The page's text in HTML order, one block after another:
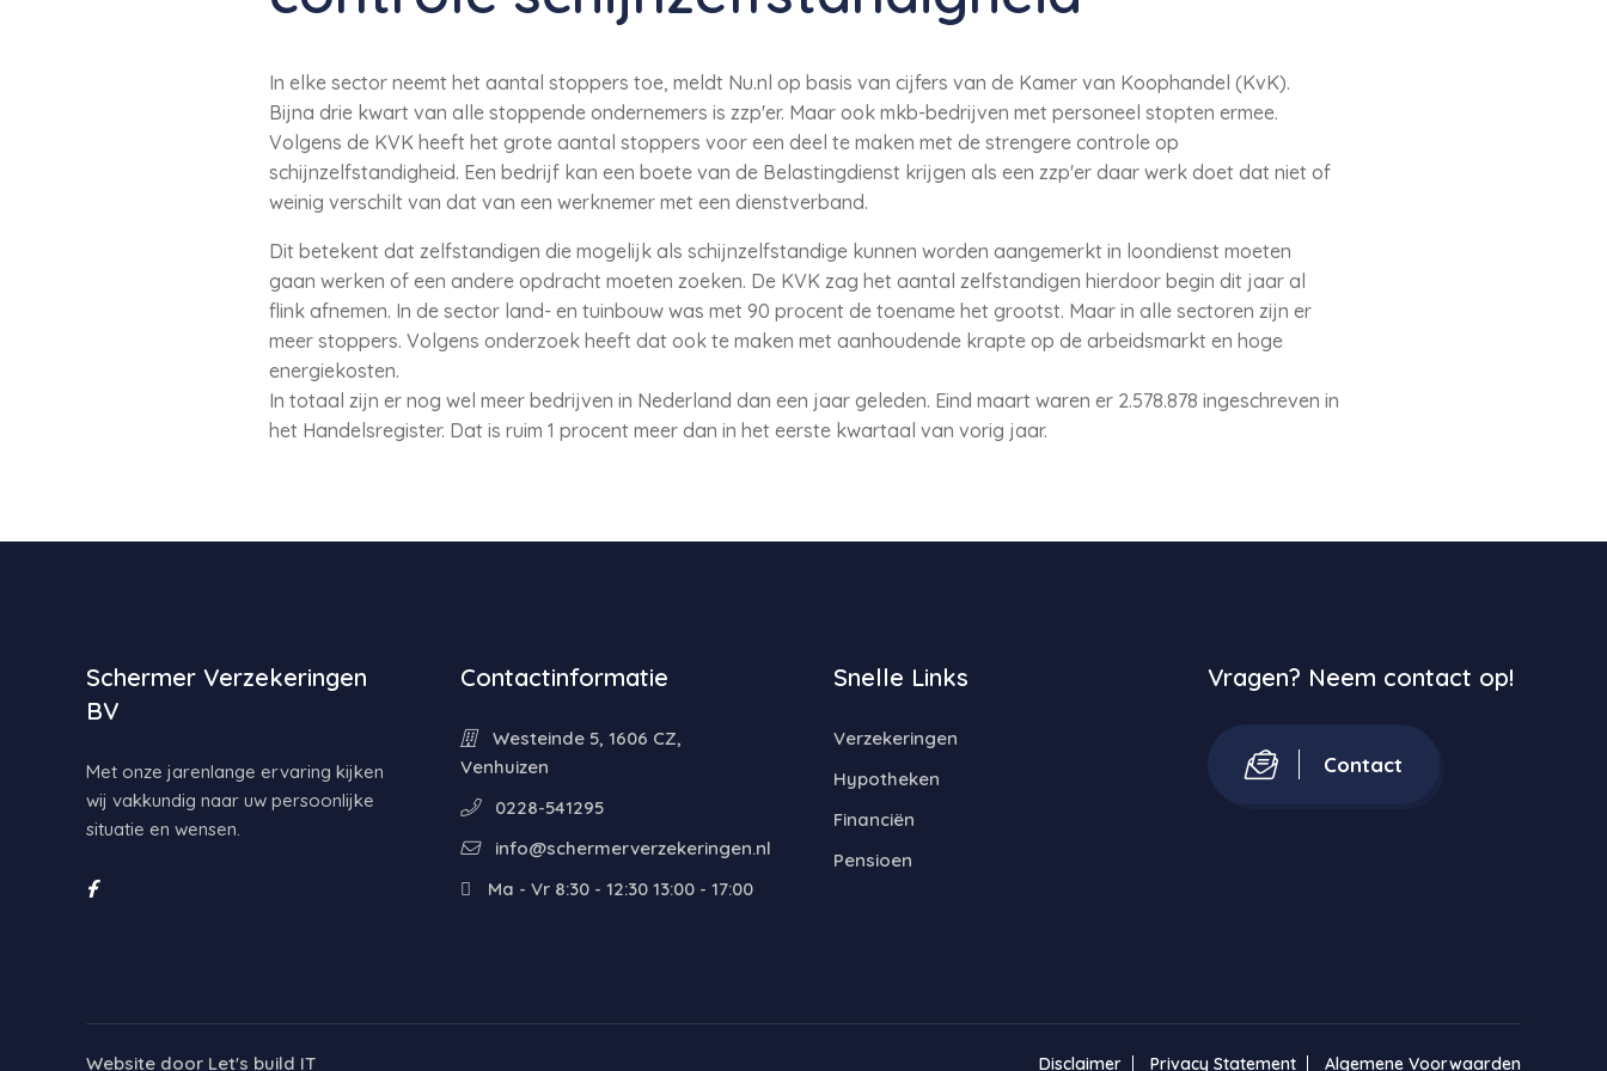
In elke sector neemt het aantal stoppers toe, meldt Nu.nl op basis van cijfers van de Kamer van Koophandel (KvK).
Bijna drie kwart van alle stoppende ondernemers is zzp'er. Maar ook mkb-bedrijven met personeel stopten ermee.
Volgens de KVK heeft het grote aantal stoppers voor een deel te maken met de strengere controle op
schijnzelfstandigheid. Een bedrijf kan een boete van de Belastingdienst krijgen als een zzp'er daar werk doet dat niet of
weinig verschilt van dat van een werknemer met een dienstverband.
Dit betekent dat zelfstandigen die mogelijk als schijnzelfstandige kunnen worden aangemerkt in loondienst moeten
gaan werken of een andere opdracht moeten zoeken. De KVK zag het aantal zelfstandigen hierdoor begin dit jaar al
flink afnemen. In de sector land- en tuinbouw was met 90 procent de toename het grootst. Maar in alle sectoren zijn er
meer stoppers. Volgens onderzoek heeft dat ook te maken met aanhoudende krapte op de arbeidsmarkt en hoge
energiekosten.
In totaal zijn er nog wel meer bedrijven in Nederland dan een jaar geleden. Eind maart waren er 2.578.878 ingeschreven in
het Handelsregister. Dat is ruim 1 procent meer dan in het eerste kwartaal van vorig jaar.
Schermer Verzekeringen
BV
Met onze jarenlange ervaring kijken
wij vakkundig naar uw persoonlijke
situatie en wensen.
Contactinformatie
Westeinde 5, 1606 CZ,
Venhuizen
0228-541295
info@schermerverzekeringen.nl
Ma - Vr 8:30 - 12:30 13:00 - 17:00
Snelle Links
Verzekeringen
Hypotheken
Financiën
Pensioen
Vragen? Neem contact op!
Contact
Website door Let's build IT Disclaimer Privacy Statement Algemene Voorwaarden